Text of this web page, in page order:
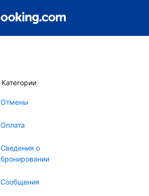
Категории
Отмены
Оплата
Сведения о
бронировании
Сообщения